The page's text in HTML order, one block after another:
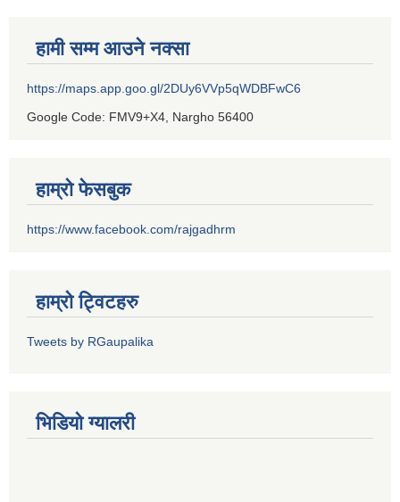
हामी सम्म आउने नक्सा
https://maps.app.goo.gl/2DUy6VVp5qWDBFwC6
Google Code: FMV9+X4, Nargho 56400
हाम्रो फेसबुक
https://www.facebook.com/rajgadhrm
हाम्रो ट्विटहरु
Tweets by RGaupalika
भिडियो ग्यालरी